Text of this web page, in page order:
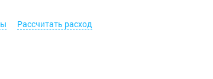
Рассчитать расход